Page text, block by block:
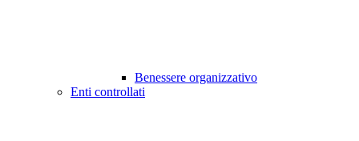
Benessere organizzativo
Enti controllati